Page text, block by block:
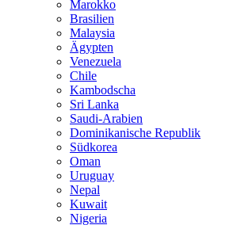
Marokko
Brasilien
Malaysia
Ägypten
Venezuela
Chile
Kambodscha
Sri Lanka
Saudi-Arabien
Dominikanische Republik
Südkorea
Oman
Uruguay
Nepal
Kuwait
Nigeria